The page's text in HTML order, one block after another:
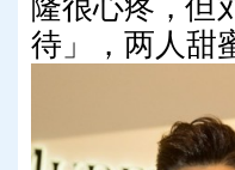
隆很心疼，但
待」，两人甜